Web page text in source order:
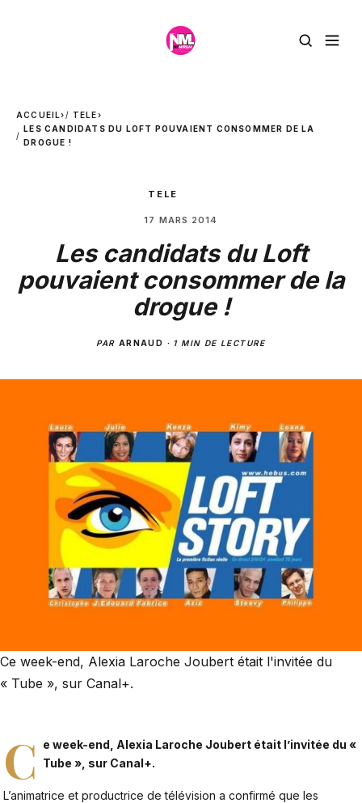
ACCUEIL› TELE›
LES CANDIDATS DU LOFT POUVAIENT CONSOMMER DE LA
DROGUE !
TELE
17 MARS 2014
Les candidats du Loft
pouvaient consommer de la
drogue !
PAR ARNAUD · 1 MIN DE LECTURE
Ce week-end, Alexia Laroche Joubert était l'invitée du
« Tube », sur Canal+.
C
e week-end, Alexia Laroche Joubert était l’invitée du «
Tube », sur Canal+.
L’animatrice et productrice de télévision a confirmé que les